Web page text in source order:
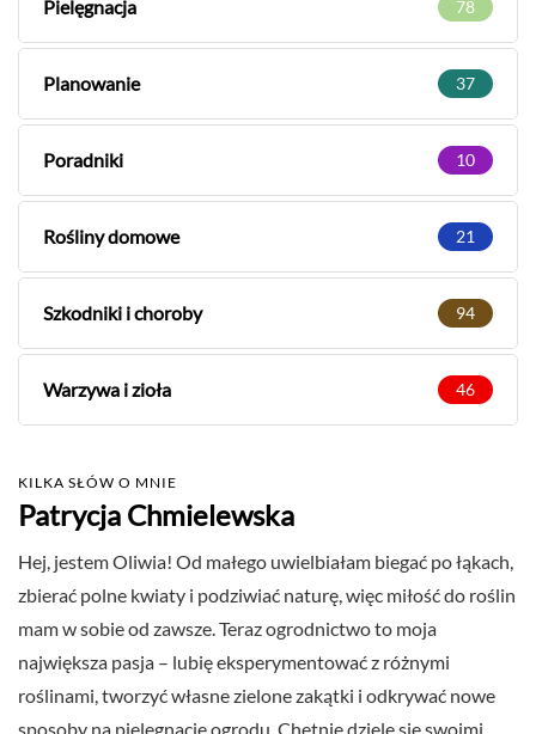
Pielęgnacja 78
Planowanie 37
Poradniki 10
Rośliny domowe 21
Szkodniki i choroby 94
Warzywa i zioła 46
KILKA SŁÓW O MNIE
Patrycja Chmielewska
Hej, jestem Oliwia! Od małego uwielbiałam biegać po łąkach,
zbierać polne kwiaty i podziwiać naturę, więc miłość do roślin
mam w sobie od zawsze. Teraz ogrodnictwo to moja
największa pasja – lubię eksperymentować z różnymi
roślinami, tworzyć własne zielone zakątki i odkrywać nowe
sposoby na pielęgnację ogrodu. Chętnie dzielę się swoimi